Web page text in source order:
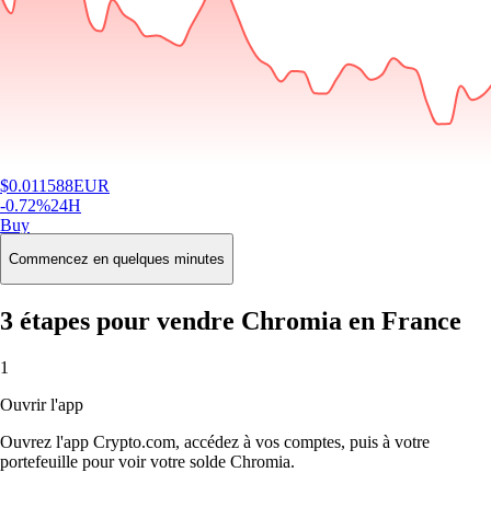
$0.011588EUR
-0.72%24H
Buy
Commencez en quelques minutes
3 étapes pour vendre Chromia en France
1
Ouvrir l'app
Ouvrez l'app Crypto.com, accédez à vos comptes, puis à votre
portefeuille pour voir votre solde Chromia.